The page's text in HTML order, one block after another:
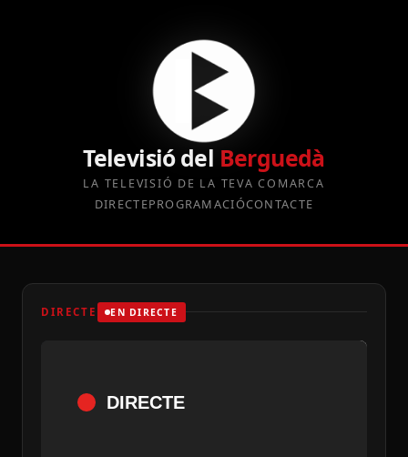
Televisió del Berguedà
LA TELEVISIÓ DE LA TEVA COMARCA
DIRECTEPROGRAMACIÓCONTACTE
DIRECTE EN DIRECTE
DIRECTE